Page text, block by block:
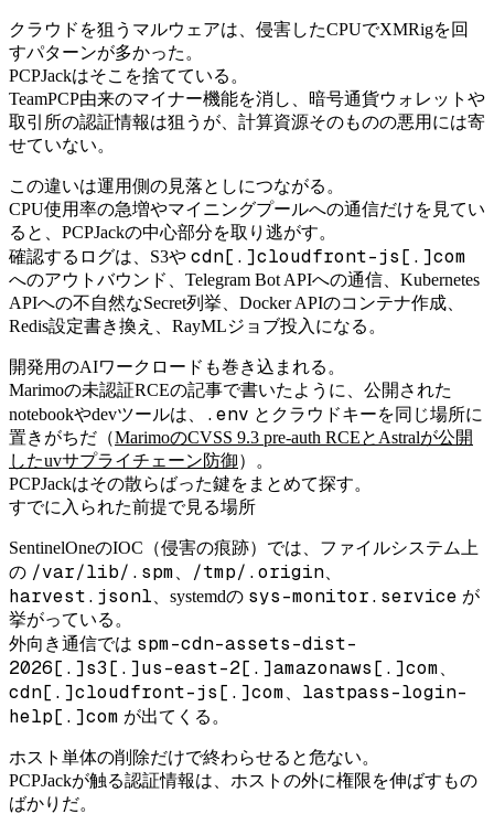
クラウドを狙うマルウェアは、侵害したCPUでXMRigを回
すパターンが多かった。
PCPJackはそこを捨てている。
TeamPCP由来のマイナー機能を消し、暗号通貨ウォレットや
取引所の認証情報は狙うが、計算資源そのものの悪用には寄
せていない。
この違いは運用側の見落としにつながる。
CPU使用率の急増やマイニングプールへの通信だけを見てい
ると、PCPJackの中心部分を取り逃がす。
確認するログは、S3や cdn[.]cloudfront-js[.]com
へのアウトバウンド、Telegram Bot APIへの通信、Kubernetes
APIへの不自然なSecret列挙、Docker APIのコンテナ作成、
Redis設定書き換え、RayMLジョブ投入になる。
開発用のAIワークロードも巻き込まれる。
Marimoの未認証RCEの記事で書いたように、公開された
notebookやdevツールは、
.env とクラウドキーを同じ場所に
置きがちだ（MarimoのCVSS 9.3 pre-auth RCEとAstralが公開
したuvサプライチェーン防御）。
PCPJackはその散らばった鍵をまとめて探す。
すでに入られた前提で見る場所
SentinelOneのIOC（侵害の痕跡）では、ファイルシステム上
の /var/lib/.spm /tmp/.origin
harvest.jsonl 、systemdの sys-monitor.service が
挙がっている。
外向き通信では spm-cdn-assets-dist-
2026[.]s3[.]us-east-2[.]amazonaws[.]com
cdn[.]cloudfront-js[.]com
lastpass-login-
help[.]com が出てくる。
ホスト単体の削除だけで終わらせると危ない。
PCPJackが触る認証情報は、ホストの外に権限を伸ばすもの
ばかりだ。